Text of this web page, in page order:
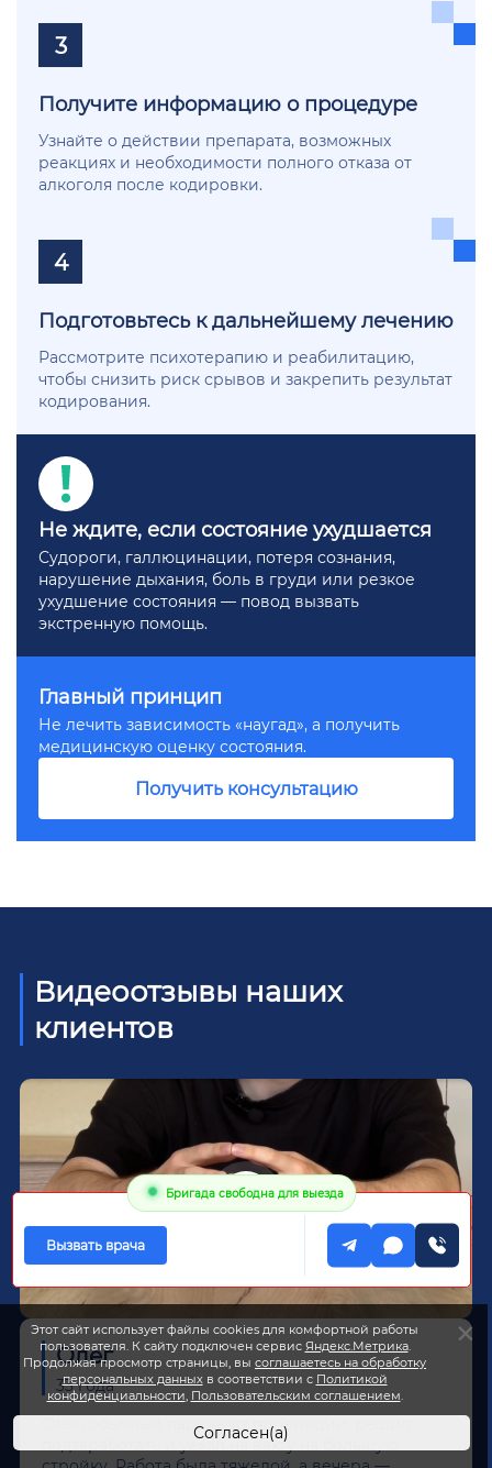
3
Получите информацию о процедуре
Узнайте о действии препарата, возможных
реакциях и необходимости полного отказа от
алкоголя после кодировки.
4
Подготовьтесь к дальнейшему лечению
Рассмотрите психотерапию и реабилитацию,
чтобы снизить риск срывов и закрепить результат
кодирования.
Не ждите, если состояние ухудшается
Судороги, галлюцинации, потеря сознания,
нарушение дыхания, боль в груди или резкое
ухудшение состояния — повод вызвать
экстренную помощь.
Главный принцип
Не лечить зависимость «наугад», а получить
медицинскую оценку состояния.
Получить консультацию
Видеоотзывы наших
клиентов
Олег
33 года
Олег, обычный парень из провинции, решил
подзаработать и уехал на вахту на большую
Этот сайт использует файлы cookies для комфортной работы
пользователя. К сайту подключен сервис Яндекс.Метрика.
Продолжая просмотр страницы, высоглашаетесь на обработку
персональных данныхв соответствии с Политикой
конфиденциальности, Пользовательским соглашением.
Согласен(а)
Бригада свободна для выезда
Вызвать врача